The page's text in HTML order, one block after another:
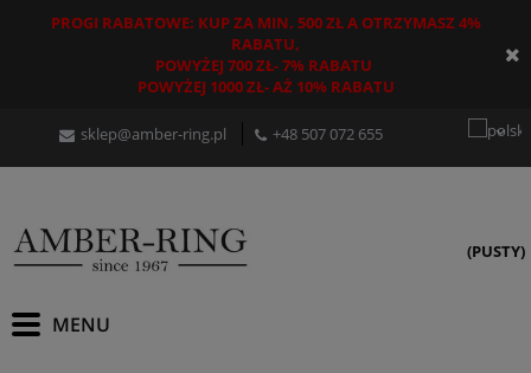
PROGI RABATOWE: KUP ZA MIN. 500 ZŁ A OTRZYMASZ 4%
RABATU,
POWYŻEJ 700 ZŁ- 7% RABATU
POWYŻEJ 1000 ZŁ- AŻ 10% RABATU
sklep@amber-ring.pl +48507 072 655
(PUSTY)